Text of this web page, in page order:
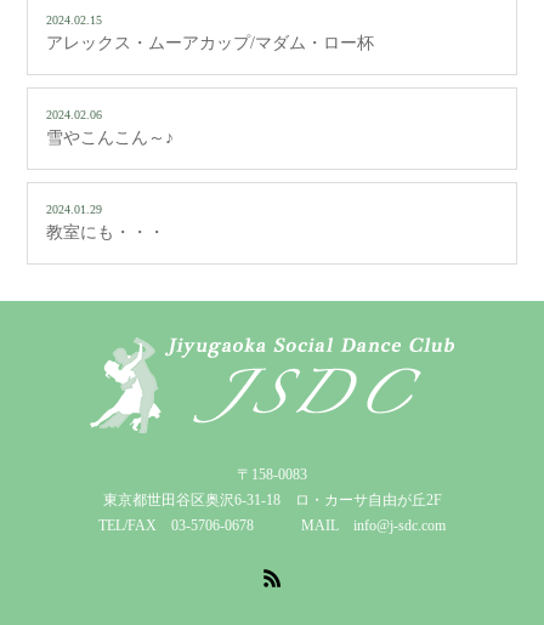
2024.02.15
アレックス・ムーアカップ/マダム・ロー杯
2024.02.06
雪やこんこん～♪
2024.01.29
教室にも・・・
〒158-0083
東京都世田谷区奥沢6-31-18 ロ・カーサ自由が丘2F
TEL/FAX 03-5706-0678 MAIL info@j-sdc.com